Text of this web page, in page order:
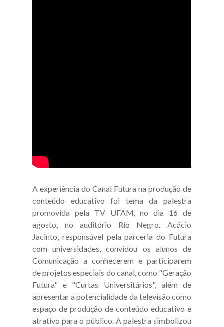
A experiência do Canal Futura na produção de
conteúdo educativo foi tema da palestra
promovida pela TV UFAM, no dia 16 de
agosto, no auditório Rio Negro. Acácio
Jacinto, responsável pela parceria do Futura
com universidades, convidou os alunos de
Comunicação a conhecerem e participarem
de projetos especiais do canal, como "Geração
Futura" e "Curtas Universitários", além de
apresentar a potencialidade da televisão como
espaço de produção de conteúdo educativo e
atrativo para o público. A palestra simbolizou